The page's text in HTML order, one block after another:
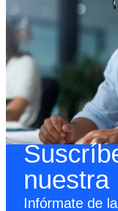
nuestra
Infórmate de